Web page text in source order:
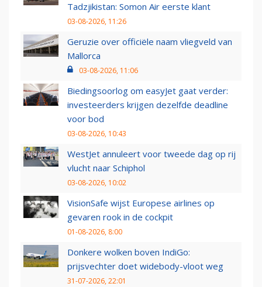
Tadzjikistan: Somon Air eerste klant
03-08-2026, 11:26
Geruzie over officiële naam vliegveld van
Mallorca
03-08-2026, 11:06
Biedingsoorlog om easyJet gaat verder:
investeerders krijgen dezelfde deadline
voor bod
03-08-2026, 10:43
WestJet annuleert voor tweede dag op rij
vlucht naar Schiphol
03-08-2026, 10:02
VisionSafe wijst Europese airlines op
gevaren rook in de cockpit
01-08-2026, 8:00
Donkere wolken boven IndiGo:
prijsvechter doet widebody-vloot weg
31-07-2026, 22:01